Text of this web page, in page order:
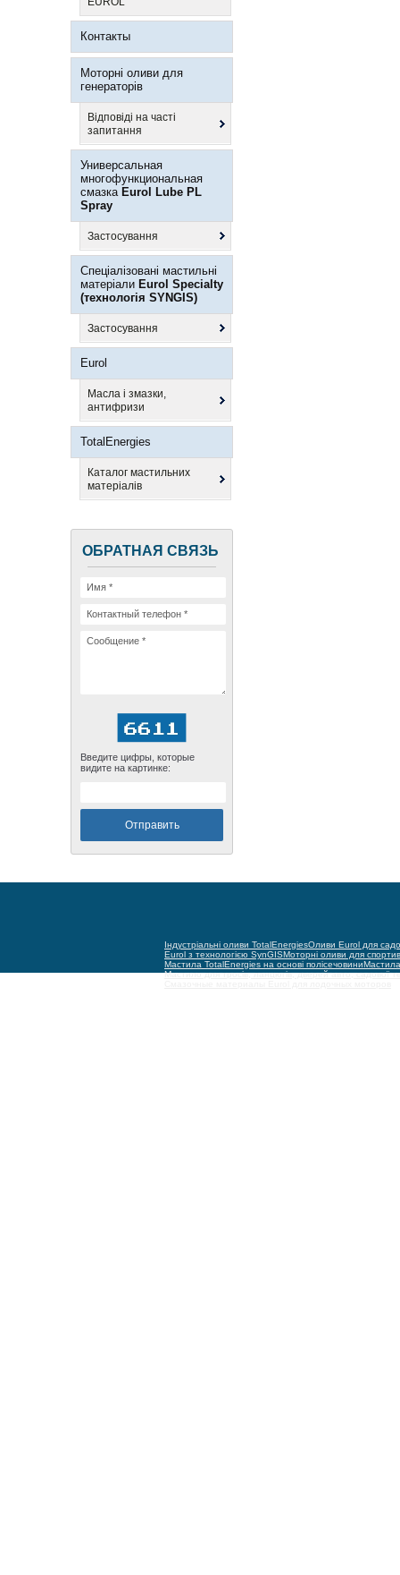
Контакты
Моторні оливи для
генераторів
Відповіді на часті
запитання
Универсальная
многофункциональная
смазка Eurol Lube PL
Spray
Застосування
Спеціалізовані мастильні
матеріали Eurol Specialty
(технологія SYNGIS)
Застосування
Eurol
Масла і змазки,
антифризи
TotalEnergies
Каталог мастильних
матеріалів
ОБРАТНАЯ СВЯЗЬ
Введите цифры, которые
видите на картинке:
Індустріальні оливи TotalEnergiesОливи Eurol для
Eurol з технологією SynGISМоторні оливи для
Мастила TotalEnergies на основі полісечовини
Мастило для тросів, ланцюгів, дверей авто, садової